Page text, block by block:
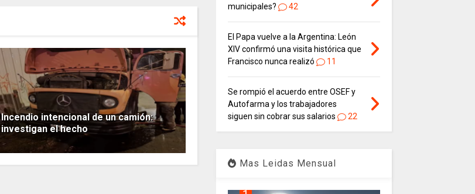
Incendio intencional de un camión:
investigan el hecho
municipales?
42
El Papa vuelve a la Argentina: León
XIV confirmó una visita histórica que
Francisco nunca realizó
11
Se rompió el acuerdo entre OSEF y
Autofarma y los trabajadores
siguen sin cobrar sus salarios
22
Mas Leidas Mensual